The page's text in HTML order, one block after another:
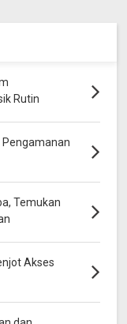
Rutin
Temukan
Akses